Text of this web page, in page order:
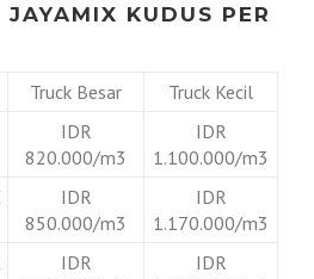
KUDUS PER
Truck Besar Truck Kecil
IDR
820.000/m3
IDR
1.100.000/m3
IDR
850.000/m3
IDR
1.170.000/m3
IDR
IDR